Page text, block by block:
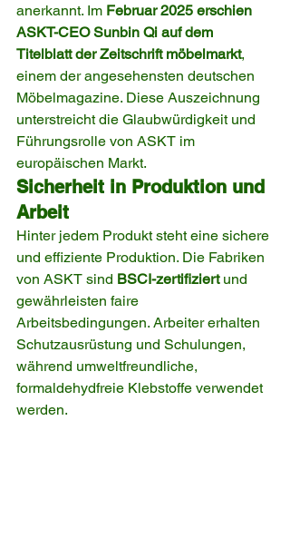
anerkannt. Im Februar 2025 erschien
ASKT-CEO Sunbin Qi auf dem
Titelblatt der Zeitschrift möbelmarkt,
einem der angesehensten deutschen
Möbelmagazine. Diese Auszeichnung
unterstreicht die Glaubwürdigkeit und
Führungsrolle von ASKT im
europäischen Markt.
Sicherheit in Produktion und
Arbeit
Hinter jedem Produkt steht eine sichere
und effiziente Produktion. Die Fabriken
von ASKT sind BSCI-zertifiziert und
gewährleisten faire
Arbeitsbedingungen. Arbeiter erhalten
Schutzausrüstung und Schulungen,
während umweltfreundliche,
formaldehydfreie Klebstoffe verwendet
werden.